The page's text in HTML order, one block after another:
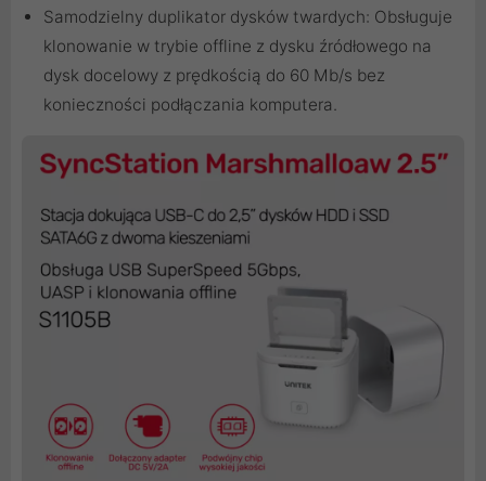
Samodzielny duplikator dysków twardych: Obsługuje
klonowanie w trybie offline z dysku źródłowego na
dysk docelowy z prędkością do 60 Mb/s bez
konieczności podłączania komputera.